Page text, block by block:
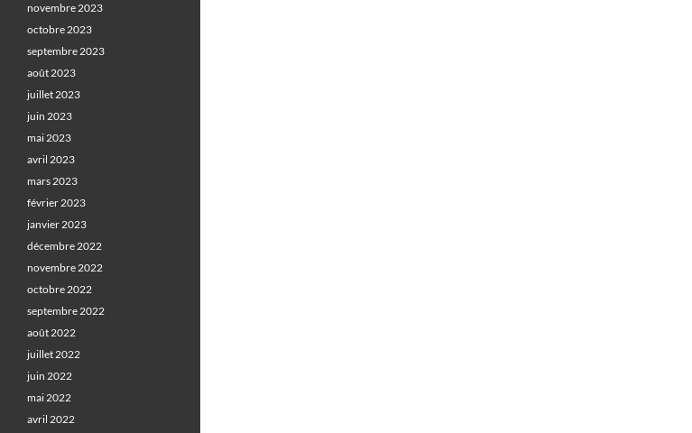
novembre 2023
octobre 2023
septembre 2023
août 2023
juillet 2023
juin 2023
mai 2023
avril 2023
mars 2023
février 2023
janvier 2023
décembre 2022
novembre 2022
octobre 2022
septembre 2022
août 2022
juillet 2022
juin 2022
mai 2022
avril 2022